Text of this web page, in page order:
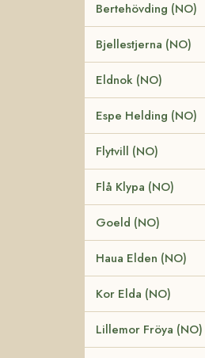
Bertehövding (NO)
Bjellestjerna (NO)
Eldnok (NO)
Espe Helding (NO)
Flytvill (NO)
Flå Klypa (NO)
Goeld (NO)
Haua Elden (NO)
Kor Elda (NO)
Lillemor Fröya (NO)